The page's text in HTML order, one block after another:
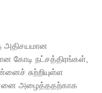
அதிசயமான
கோடி நட்சத்திரங்கள்,
சுற்றியுள்ள
அழைத்ததற்காக